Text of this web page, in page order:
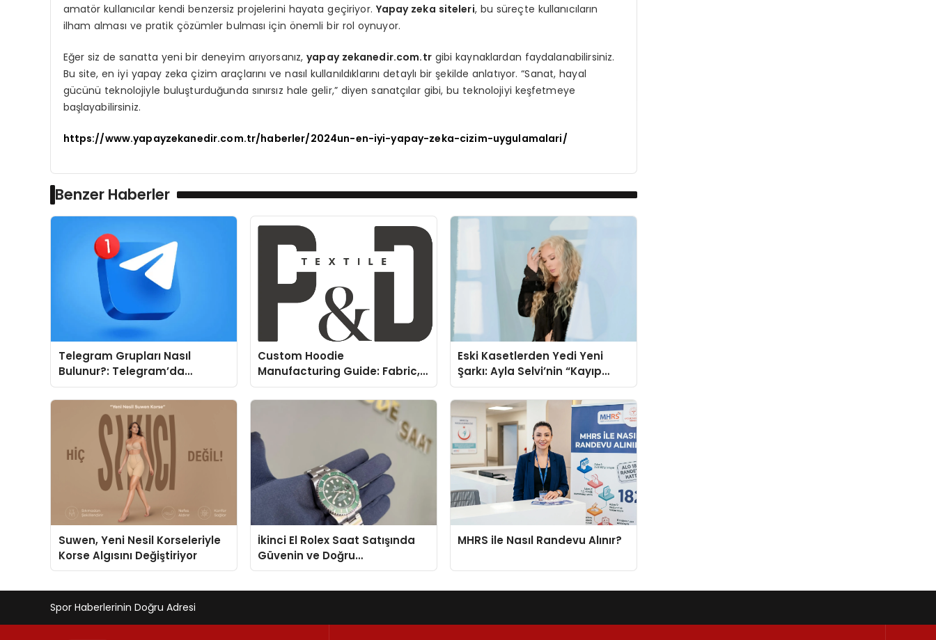
amatör kullanıcılar kendi benzersiz projelerini hayata geçiriyor. Yapay zeka siteleri, bu süreçte kullanıcıların
ilham alması ve pratik çözümler bulması için önemli bir rol oynuyor.
Eğer siz de sanatta yeni bir deneyim arıyorsanız,yapay zekanedir.com.trgibi kaynaklardan faydalanabilirsiniz.
Bu site, en iyi yapay zeka çizim araçlarını ve nasıl kullanıldıklarını detaylı bir şekilde anlatıyor. “Sanat, hayal
gücünü teknolojiyle buluşturduğunda sınırsız hale gelir,” diyen sanatçılar gibi, bu teknolojiyi keşfetmeye
başlayabilirsiniz.
https://www.yapayzekanedir.com.tr/haberler/2024un-en-iyi-yapay-zeka-cizim-uygulamalari/
Benzer Haberler
Telegram Grupları Nasıl
Bulunur?: Telegram’da
Topluluk Deneyimini
Geliştirmek
Custom Hoodie
Manufacturing Guide: Fabric,
Fit and Printing Options
Eski Kasetlerden Yedi Yeni
Şarkı: Ayla Selvi’nin “Kayıp
Kasetler 1” Albümü 31
Temmuz’da Çıktı
Suwen, Yeni Nesil Korseleriyle
Korse Algısını Değiştiriyor
İkinci El Rolex Saat Satışında
Güvenin ve Doğru
Değerlemenin Adresi
MHRS ile Nasıl Randevu Alınır?
Spor Haberlerinin Doğru Adresi